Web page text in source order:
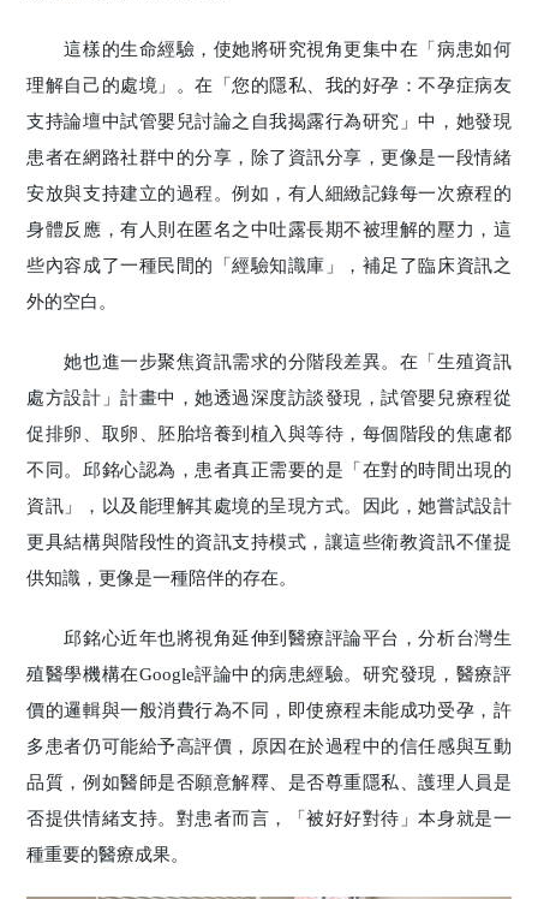
這樣的生命經驗，使她將研究視角更集中在「病患如何
理解自己的處境」。在「您的隱私、我的好孕：不孕症病友
支持論壇中試管嬰兒討論之自我揭露行為研究」中，她發現
患者在網路社群中的分享，除了資訊分享，更像是一段情緒
安放與支持建立的過程。例如，有人細緻記錄每一次療程的
身體反應，有人則在匿名之中吐露長期不被理解的壓力，這
些內容成了一種民間的「經驗知識庫」，補足了臨床資訊之
外的空白。
她也進一步聚焦資訊需求的分階段差異。在「生殖資訊
處方設計」計畫中，她透過深度訪談發現，試管嬰兒療程從
促排卵、取卵、胚胎培養到植入與等待，每個階段的焦慮都
不同。邱銘心認為，患者真正需要的是「在對的時間出現的
資訊」，以及能理解其處境的呈現方式。因此，她嘗試設計
更具結構與階段性的資訊支持模式，讓這些衛教資訊不僅提
供知識，更像是一種陪伴的存在。
邱銘心近年也將視角延伸到醫療評論平台，分析台灣生
殖醫學機構在Google評論中的病患經驗。研究發現，醫療評
價的邏輯與一般消費行為不同，即使療程未能成功受孕，許
多患者仍可能給予高評價，原因在於過程中的信任感與互動
品質，例如醫師是否願意解釋、是否尊重隱私、護理人員是
否提供情緒支持。對患者而言，「被好好對待」本身就是一
種重要的醫療成果。